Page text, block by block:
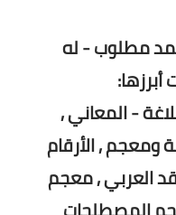
مطلوب - له
- المعاني ,
ومعجم , الأرقام
العربي , معجم